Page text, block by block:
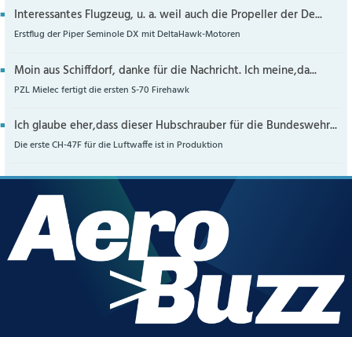
Interessantes Flugzeug, u. a. weil auch die Propeller der De...
Erstflug der Piper Seminole DX mit DeltaHawk-Motoren
Moin aus Schiffdorf, danke für die Nachricht. Ich meine,da...
PZL Mielec fertigt die ersten S-70 Firehawk
Ich glaube eher,dass dieser Hubschrauber für die Bundeswehr...
Die erste CH-47F für die Luftwaffe ist in Produktion